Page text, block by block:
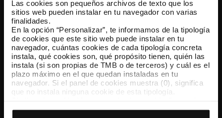
Las cookies son pequeños archivos de texto que los
sitios web pueden instalar en tu navegador con varias
finalidades.
En la opción “Personalizar”, te informamos de la tipología
de cookies que este sitio web puede instalar en tu
navegador, cuántas cookies de cada tipología concreta
instala, qué cookies son, qué propósito tienen, quién las
instala (si son propias de TMB o de terceros) y cuál es el
plazo máximo en el que quedan instaladas en tu
navegador. Si el panel de cookies muestra (0), significa
que no instala ninguna cookie de esta tipología.
que todas estas cookies se instalen en tu navegador.
TMB App
Descárgate TMB App y compra tus billetes
App Store Google Play